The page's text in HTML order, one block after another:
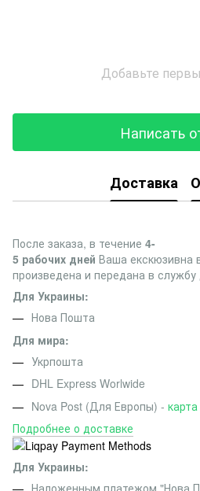
Добавьте
Написать
Доставка
После заказа, в течение 4-
5 рабочих дней Ваша екскюзивна
произведена и передана в службу
Для Украины:
Нова Пошта
Для мира:
Укрпошта
DHL Express Worlwide
Nova Post (Для Европы) -
Подробнее о доставке
Для Украины: